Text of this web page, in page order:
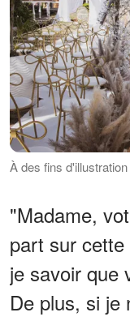
À des fins
"Madame,
part sur
je savoir que
De plus, si je